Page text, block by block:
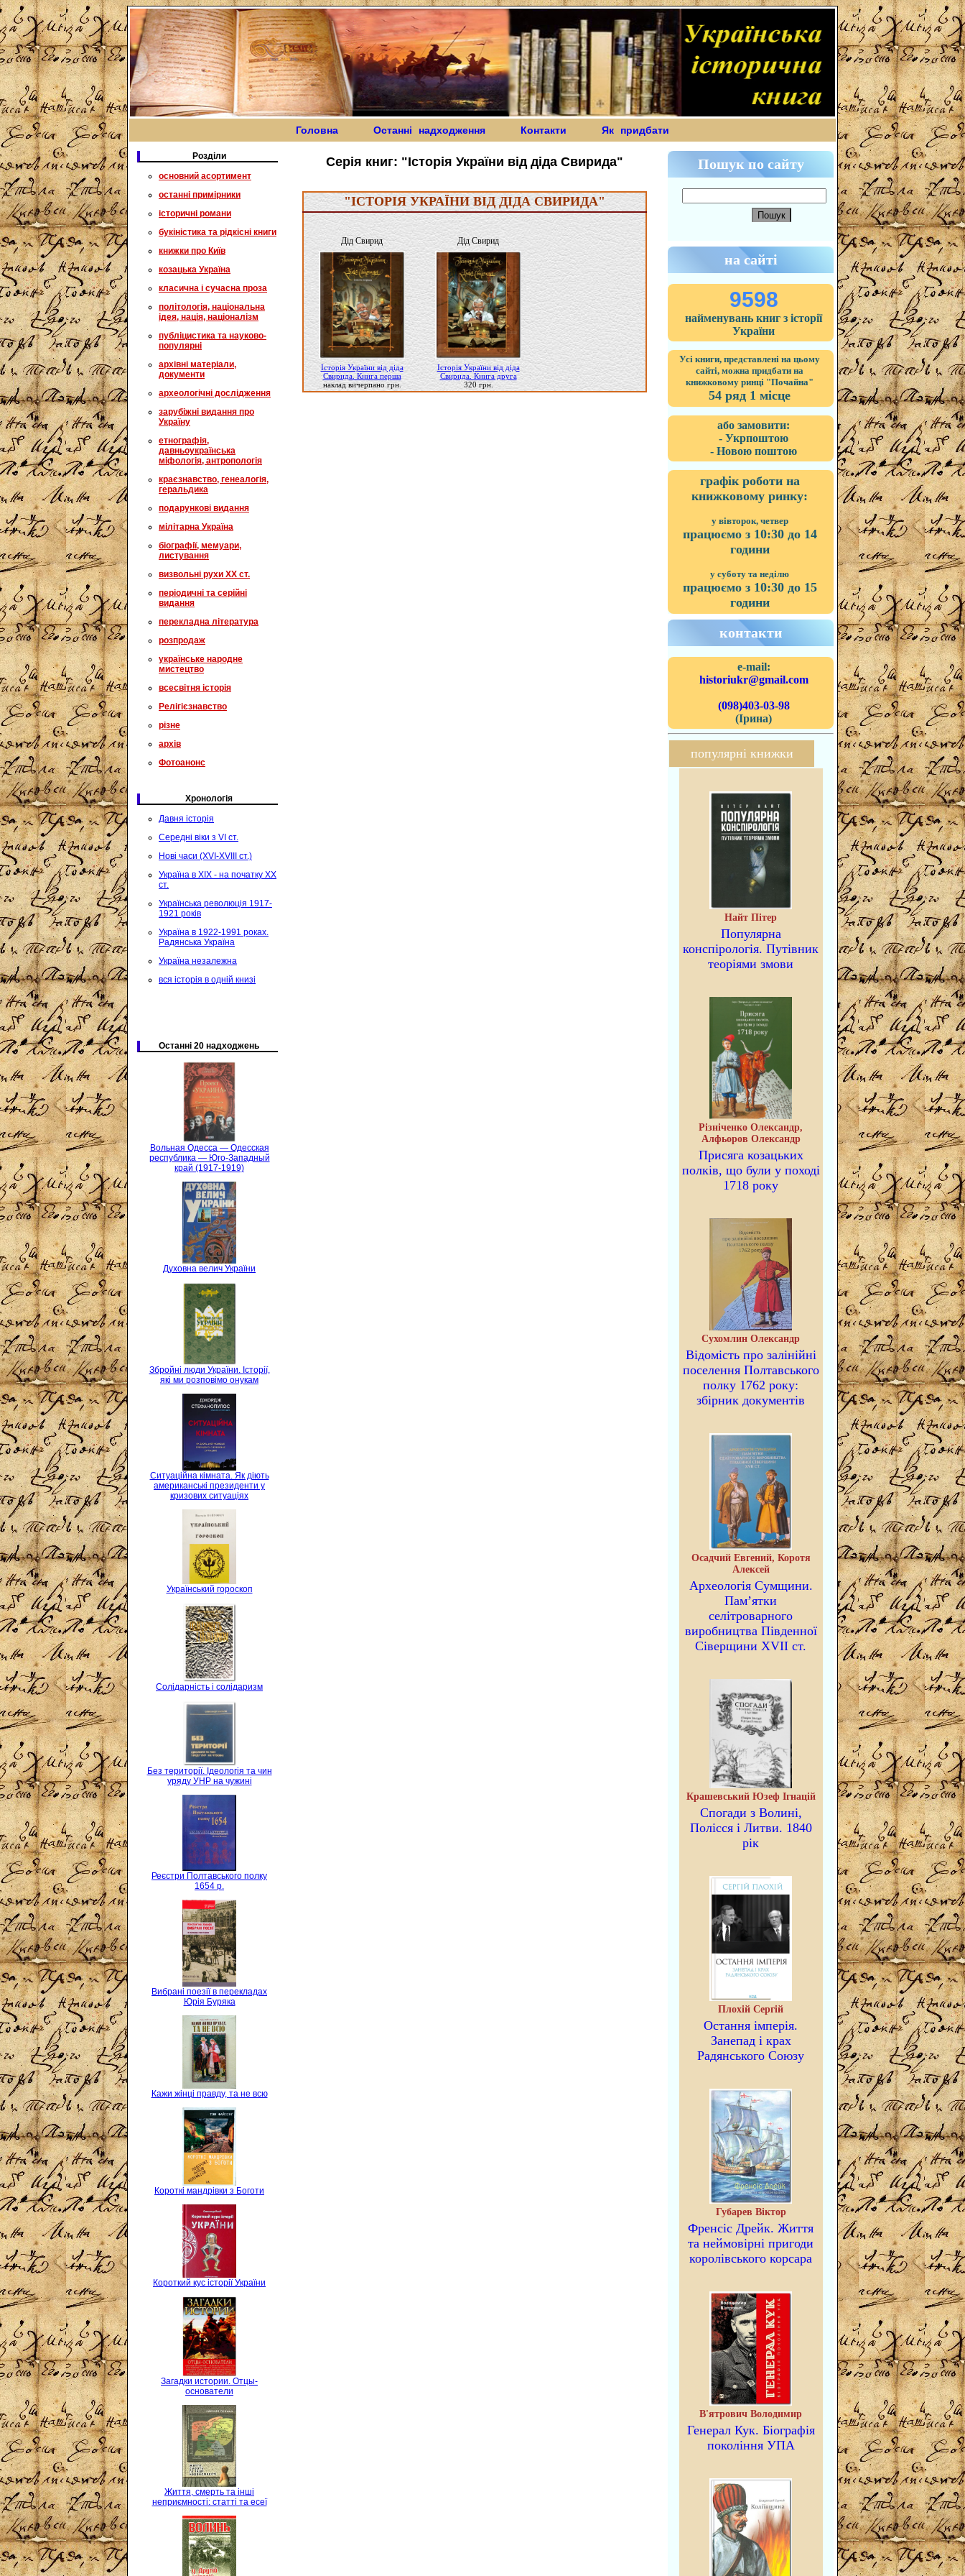
Головна Останні надходження Контакти Як придбати
Розділи
основний асортимент
останні примірники
історичні романи
букіністика та рідкісні книги
книжки про Київ
козацька Україна
класична і сучасна проза
політологія, національна
ідея, нація, націоналізм
публіцистика та науково-
популярні
архівні матеріали,
документи
археологічні дослідження
зарубіжні видання про
Україну
етнографія,
давньоукраїнська
міфологія, антропологія
краєзнавство, генеалогія,
геральдика
подарункові видання
мілітарна Україна
біографії, мемуари,
листування
визвольні рухи XX ст.
періодичні та серійні
видання
перекладна література
розпродаж
українське народне
мистецтво
всесвітня історія
Релігієзнавство
різне
архів
Фотоанонс
Хронологія
Давня історія
Середні віки з VI ст.
Нові часи (XVI-XVIII ст.)
Україна в XIX - на початку XX
ст.
Українська революція 1917-
1921 років
Україна в 1922-1991 роках.
Радянська Україна
Україна незалежна
вся історія в одній книзі
Останні 20 надходжень
Вольная Одесса — Одесская
республика — Юго-Западный
край (1917-1919)
Духовна велич України
Збройні люди України. Історії,
які ми розповімо онукам
Ситуаційна кімната. Як діють
американські президенти у
кризових ситуаціях
Український гороскоп
Солідарність і солідаризм
Без території. Ідеологія та чин
уряду УНР на чужині
Реєстри Полтавського полку
1654 р.
Вибрані поезії в перекладах
Юрія Буряка
Кажи жінці правду, та не всю
Короткі мандрівки з Боготи
Короткий кус історії України
Загадки истории. Отцы-
основатели
Життя, смерть та інші
неприємності: статті та есеї
Серія книг: "Історія України від діда Свирида"
"ІСТОРІЯ УКРАЇНИ ВІД ДІДА СВИРИДА"
Дід Свирид Дід Свирид
Історія України від діда
Свирида. Книга перша
наклад вичерпано грн.
Історія України від діда
Свирида. Книга друга
320 грн.
Пошук по сайту
на сайті
9598
найменувань книг з історії
України
Усі книги, представлені на цьому
сайті, можна придбати на
книжковому ринці "Почайна"
54 ряд 1 місце
або замовити:
- Укрпоштою
- Новою поштою
графік роботи на
книжковому ринку:
у вівторок, четвер
працюємо з 10:30 до 14
години
у суботу та неділю
працюємо з 10:30 до 15
години
контакти
e-mail:
historiukr@gmail.com
(098)403-03-98
(Ірина)
популярні книжки
Найт Пітер
Популярна
конспірологія. Путівник
теоріями змови
Різніченко Олександр,
Алфьоров Олександр
Присяга козацьких
полків, що були у поході
1718 року
Сухомлин Олександр
Відомість про залінійні
поселення Полтавського
полку 1762 року:
збірник документів
Осадчий Евгений, Коротя
Алексей
Археологія Сумщини.
Пам’ятки
селітроварного
виробництва Південної
Сіверщини XVII ст.
Крашевський Юзеф Ігнацій
Спогади з Волині,
Полісся і Литви. 1840
рік
Плохій Сергій
Остання імперія.
Занепад і крах
Радянського Союзу
Губарев Віктор
Френсіс Дрейк. Життя
та неймовірні пригоди
королівського корсара
В'ятрович Володимир
Генерал Кук. Біографія
покоління УПА